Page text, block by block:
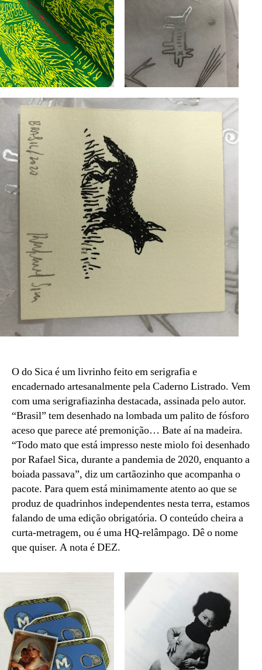
O do Sica é um livrinho feito em serigrafia e
encadernado artesanalmente pela Caderno Listrado. Vem
com uma serigrafiazinha destacada, assinada pelo autor.
“Brasil” tem desenhado na lombada um palito de fósforo
aceso que parece até premonição… Bate aí na madeira.
“Todo mato que está impresso neste miolo foi desenhado
por Rafael Sica, durante a pandemia de 2020, enquanto a
boiada passava”, diz um cartãozinho que acompanha o
pacote. Para quem está minimamente atento ao que se
produz de quadrinhos independentes nesta terra, estamos
falando de uma edição obrigatória. O conteúdo cheira a
curta-metragem, ou é uma HQ-relâmpago. Dê o nome
que quiser. A nota é DEZ.